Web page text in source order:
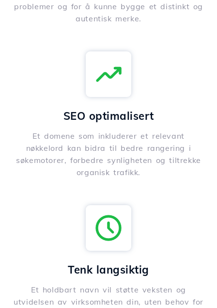
problemer og for å kunne bygge et distinkt og
autentisk merke.
SEO optimalisert
Et domene som inkluderer et relevant
nøkkelord kan bidra til bedre rangering i
søkemotorer, forbedre synligheten og tiltrekke
organisk trafikk.
Tenk langsiktig
Et holdbart navn vil støtte veksten og
utvidelsen av virksomheten din, uten behov for